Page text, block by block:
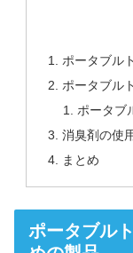
ポータブル
ポータブル
ポータブ
消臭剤の使
まとめ
ポータブル